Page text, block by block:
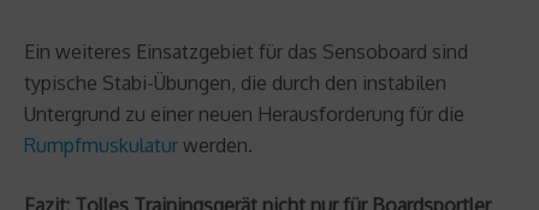
Ein weiteres Einsatzgebiet für das Sensoboard sind
typische Stabi-Übungen, die durch den instabilen
Untergrund zu einer neuen Herausforderung für die
Rumpfmuskulatur werden.
Fazit: Tolles Trainingsgerät nicht nur für Boardsportler